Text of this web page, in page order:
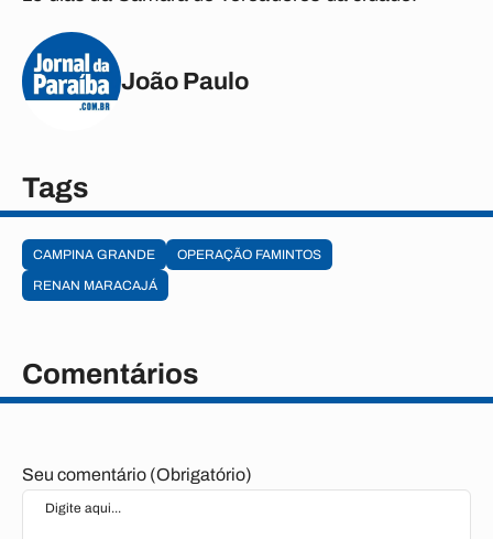
João Paulo
Tags
CAMPINA GRANDE
OPERAÇÃO FAMINTOS
RENAN MARACAJÁ
Comentários
Seu comentário (Obrigatório)